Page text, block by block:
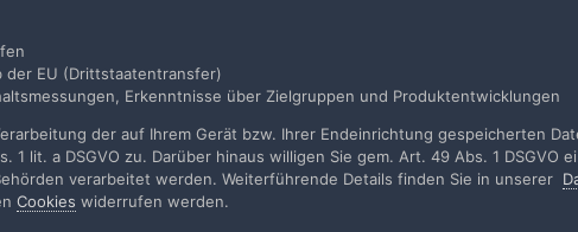
Sprache Impressum / Datenschutzerklärung
Realisierung: IN-Solution
der EU (Drittstaatentransfer)
Erkenntnisse über Zielgruppen und Produktentwicklungen
der auf Ihrem Gerät bzw. Ihrer Endeinrichtung gespeicherten
1 lit. a DSGVO zu. Darüber hinaus willigen Sie gem. Art. 49 Abs. 1
verarbeitet werden. Weiterführende Details finden Sie in unserer
Cookies widerrufen werden.